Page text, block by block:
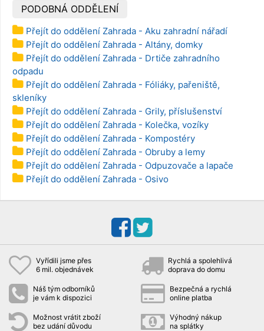
PODOBNÁ ODDĚLENÍ
Přejít do oddělení Zahrada - Aku zahradní nářadí
Přejít do oddělení Zahrada - Altány, domky
Přejít do oddělení Zahrada - Drtiče zahradního
odpadu
Přejít do oddělení Zahrada - Fóliáky, pařeniště,
skleníky
Přejít do oddělení Zahrada - Grily, příslušenství
Přejít do oddělení Zahrada - Kolečka, vozíky
Přejít do oddělení Zahrada - Kompostéry
Přejít do oddělení Zahrada - Obruby a lemy
Přejít do oddělení Zahrada - Odpuzovače a lapače
Přejít do oddělení Zahrada - Osivo
Vyřídili jsme přes
6 mil. objednávek
Rychlá a spolehlivá
doprava do domu
Náš tým odborníků
je vám k dispozici
Bezpečná a rychlá
online platba
Možnost vrátit zboží
bez udání důvodu
Výhodný nákup
na splátky